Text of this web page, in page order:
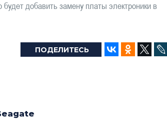
добавить замену платы электроники в
ПОДЕЛИТЕСЬ